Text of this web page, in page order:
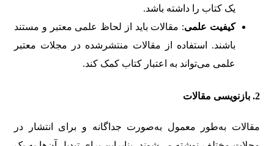
یک کتاب را داشته باشد.
کیفیت علمی: مقالات باید از لحاظ علمی معتبر و مستند
باشند. استفاده از مقالات منتشرشده در مجلات معتبر
علمی می‌تواند به اعتبار کتاب کمک کند.
2. بازنویسی مقالات
مقالات به‌طور معمول به‌صورت جداگانه و برای انتشار در